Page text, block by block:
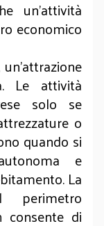
un’attività
economico
Le attività
solo se
o
quando si
e
La
perimetro
consente di